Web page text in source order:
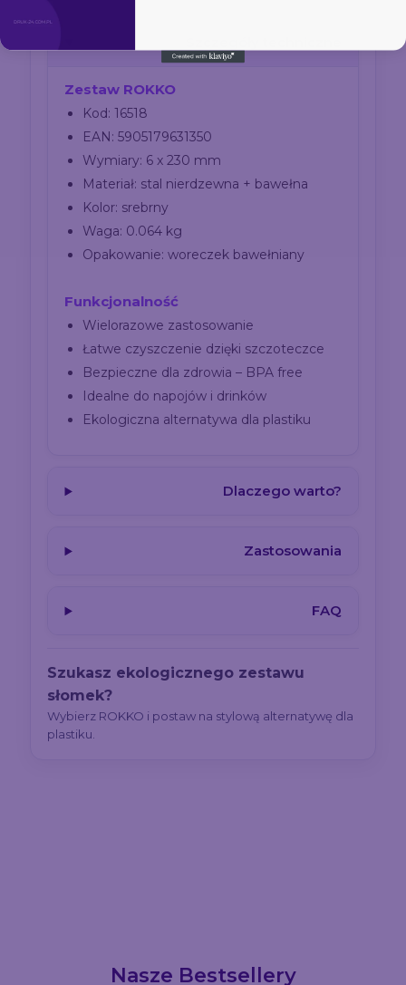
Zestaw ROKKO
Kod: 16518
EAN: 5905179631350
Wymiary: 6 x 230 mm
Materiał: stal nierdzewna + bawełna
Kolor: srebrny
Waga: 0.064 kg
Opakowanie: woreczek bawełniany
Funkcjonalność
Wielorazowe zastosowanie
Łatwe czyszczenie dzięki szczoteczce
Bezpieczne dla zdrowia – BPA free
Idealne do napojów i drinków
Ekologiczna alternatywa dla plastiku
Dlaczego warto?
Zastosowania
FAQ
Szukasz ekologicznego zestawu
słomek?
Wybierz ROKKO i postaw na stylową alternatywę dla
plastiku.
Nasze Bestsellery